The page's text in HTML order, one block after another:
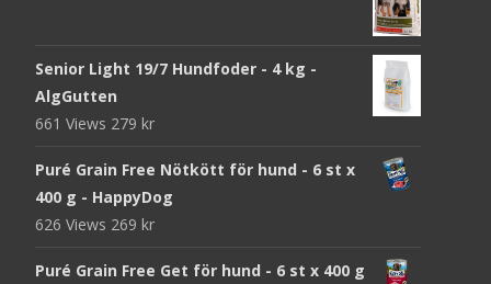
Senior Light 19/7 Hundfoder - 4 kg -
AlgGutten
661 Views 279 kr
Puré Grain Free Nötkött för hund - 6 st x
400 g - HappyDog
626 Views 269 kr
Puré Grain Free Get för hund - 6 st x 400 g